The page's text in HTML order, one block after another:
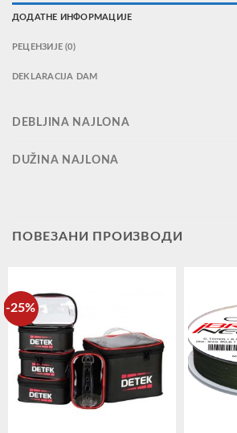
ДОДАТНЕ ИНФОРМАЦИЈЕ
РЕЦЕНЗИЈЕ (0)
DEKLARACIJA DAM
DEBLJINA NAJLONA
DUŽINA NAJLONA
ПОВЕЗАНИ ПРОИЗВОДИ
-25%